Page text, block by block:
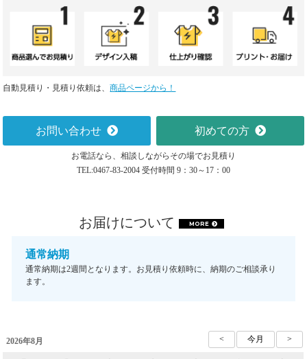
自動見積り・見積り依頼は、商品ページから！
お問い合わせ 初めての方
お電話なら、相談しながらその場でお見積り
TEL:0467-83-2004 受付時間 9：30～17：00
お届けについて MORE
通常納期
通常納期は2週間となります。お見積り依頼時に、納期のご相談承り
ます。
2026年8月